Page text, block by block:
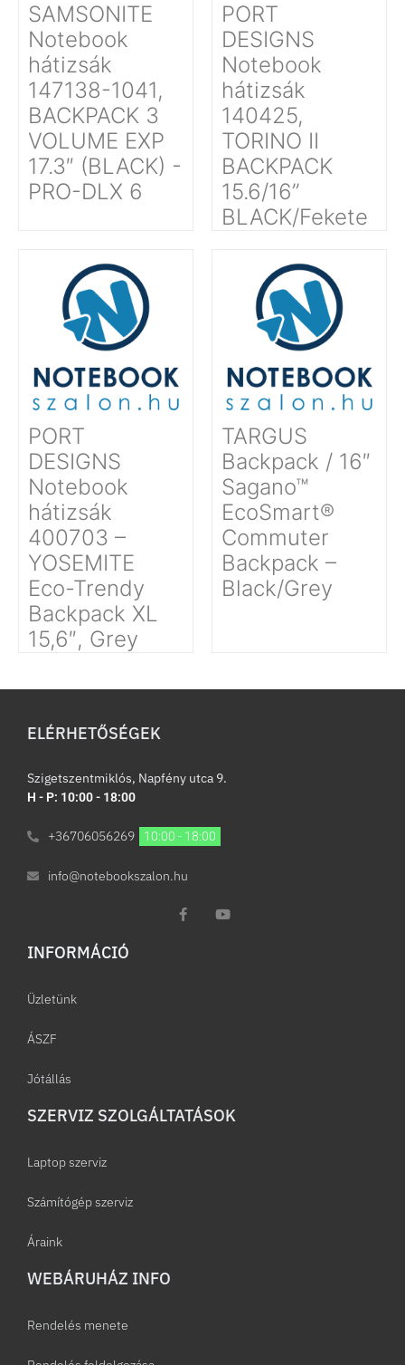
SAMSONITE
Notebook
hátizsák
147138-1041,
BACKPACK 3
VOLUME EXP
17.3″ (BLACK) -
PRO-DLX 6
PORT
DESIGNS
Notebook
hátizsák
140425,
TORINO II
BACKPACK
15.6/16’’
BLACK/Fekete
PORT
DESIGNS
Notebook
hátizsák
400703 –
YOSEMITE
Eco-Trendy
Backpack XL
15,6″, Grey
TARGUS
Backpack / 16″
Sagano™
EcoSmart®
Commuter
Backpack –
Black/Grey
ELÉRHETŐSÉGEK
Szigetszentmiklós, Napfény utca 9.
H - P: 10:00 - 18:00
+36706056269 10:00 - 18:00
info@notebookszalon.hu
INFORMÁCIÓ​
Üzletünk
ÁSZF
Jótállás
SZERVIZ SZOLGÁLTATÁSOK
Laptop szerviz
Számítógép szerviz
Áraink
WEBÁRUHÁZ INFO
Rendelés menete